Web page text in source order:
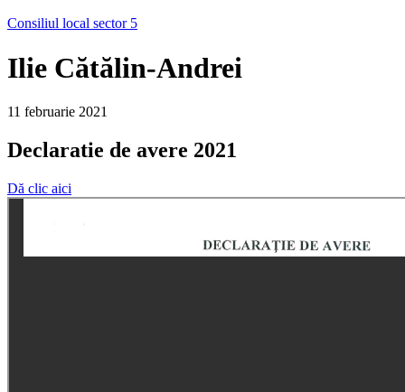
Consiliul local sector 5
Ilie Cătălin-Andrei
11 februarie 2021
Declaratie de avere 2021
Dă clic aici